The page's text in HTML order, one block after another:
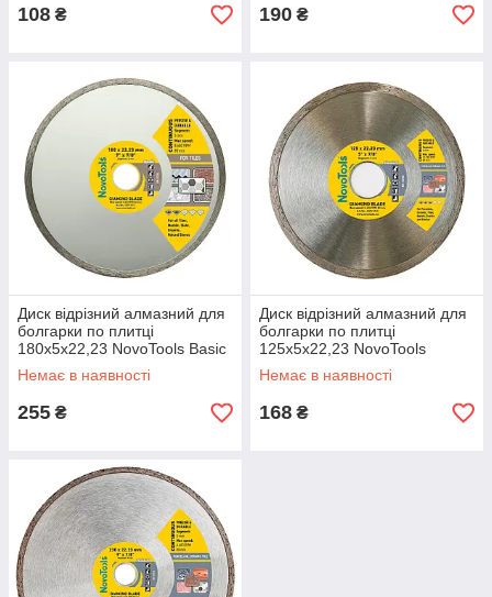
108 ₴ 190 ₴
Диск відрізний алмазний для
болгарки по плитці
180х5х22,23 NovoTools Basic
Немає в наявності
255 ₴
Диск відрізний алмазний для
болгарки по плитці
125х5х22,23 NovoTools
Standard
Немає в наявності
168 ₴